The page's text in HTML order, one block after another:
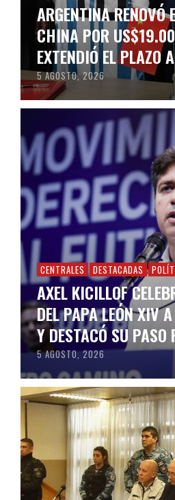
ARGENTINA RENOVÓ
CHINA POR
EXTENDIÓ EL PLAZO
5 AGOSTO, 2026
CENTRALES DESTACADAS
AXEL KICILLOF
DEL PAPA LEÓN XIV
Y DESTACÓ SU PASO
5 AGOSTO, 2026